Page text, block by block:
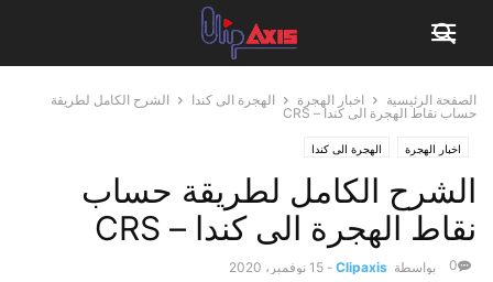
الصفحة الرئيسية اخبار الهجرة الهجرة الى كندا
الشرح الكامل لطريقة
حساب نقاط الهجرة الى كندا – CRS
اخبار الهجرة الهجرة الى كندا
الشرح الكامل لطريقة حساب
نقاط الهجرة الى كندا – CRS
بواسطة Clipaxis
- 15 نوفمبر، 2020 0